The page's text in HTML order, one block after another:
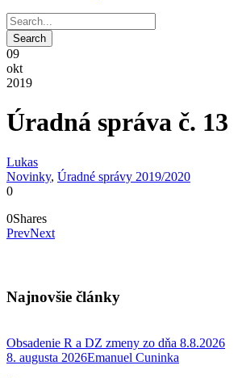
09
okt
2019
Úradná správa č. 13
Lukas
Novinky, Úradné správy 2019/2020
0
0Shares
PrevNext
Najnovšie články
Obsadenie R a DZ zmeny zo dňa 8.8.2026
8. augusta 2026Emanuel Cuninka